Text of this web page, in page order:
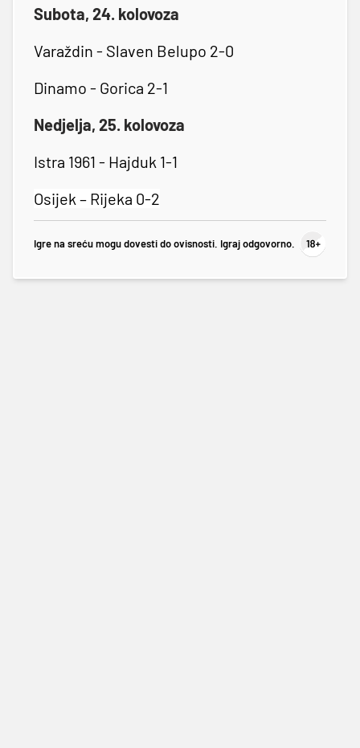
Subota, 24. kolovoza
Varaždin - Slaven Belupo 2-0
Dinamo - Gorica 2-1
Nedjelja, 25. kolovoza
Istra 1961 - Hajduk 1-1
Osijek – Rijeka 0-2
Igre na sreću mogu dovesti do ovisnosti. Igraj odgovorno.